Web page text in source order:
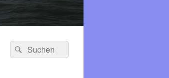
Suchen
nach:
Suchen